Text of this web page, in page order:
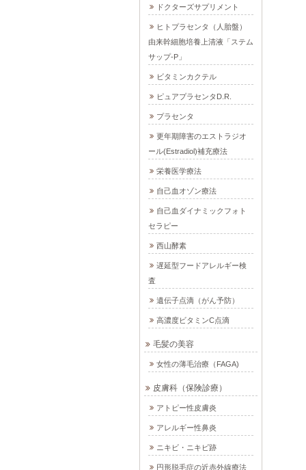
ドクターズサプリメント
ヒトプラセンタ（人胎盤）
由来幹細胞培養上清液「ステム
サップ-P」
ビタミンカクテル
ピュアプラセンタD.R.
プラセンタ
更年期障害のエストラジオ
ール(Estradiol)補充療法
栄養医学療法
自己血オゾン療法
自己血ダイナミックフォト
セラピー
西山酵素
遅延型フードアレルギー検
査
遺伝子点滴（がん予防）
高濃度ビタミンC点滴
毛髪の美容
女性の薄毛治療（FAGA)
皮膚科（保険診療）
アトピー性皮膚炎
アレルギー性鼻炎
ニキビ・ニキビ跡
円形脱毛症の近赤外線療法